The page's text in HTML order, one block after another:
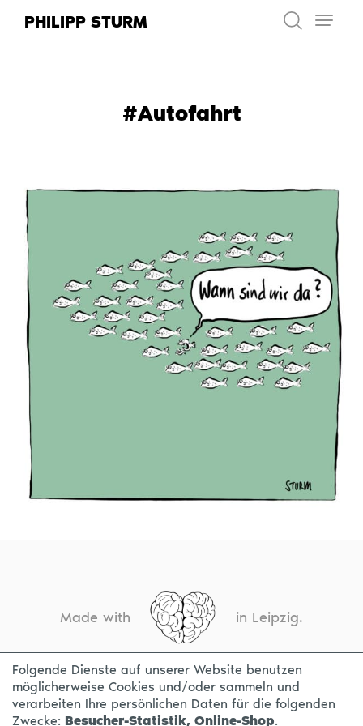
InhaltPHILIPP STURM
#Autofahrt
Made with in Leipzig.
KONTAKT IMPRESSUM DATENSCHUTZ
Folgende Dienste auf unserer Website benutzen
möglicherweise Cookies und/oder sammeln und
verarbeiten Ihre persönlichen Daten für die folgenden
Zwecke: Besucher-Statistik, Online-Shop.